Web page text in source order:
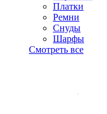
Платки
Ремни
Снуды
Шарфы
Смотреть все